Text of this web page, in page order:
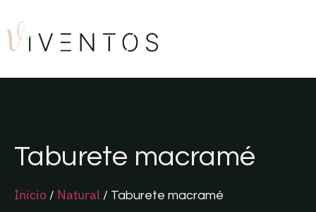
Taburete macramé
Inicio / Natural / Taburete macramé